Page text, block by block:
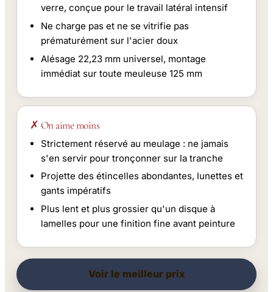
verre, conçue pour le travail latéral intensif
Ne charge pas et ne se vitrifie pas
prématurément sur l'acier doux
Alésage 22,23 mm universel, montage
immédiat sur toute meuleuse 125 mm
✗ On aime moins
Strictement réservé au meulage : ne jamais
s'en servir pour tronçonner sur la tranche
Projette des étincelles abondantes, lunettes et
gants impératifs
Plus lent et plus grossier qu'un disque à
lamelles pour une finition fine avant peinture
Voir le meilleur prix